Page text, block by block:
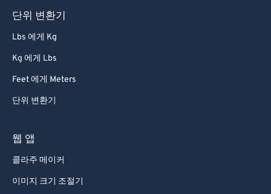
단위 변환기
Lbs 에게 Kg
Kg 에게 Lbs
Feet 에게 Meters
단위 변환기
웹 앱
콜라주 메이커
이미지 크기 조절기